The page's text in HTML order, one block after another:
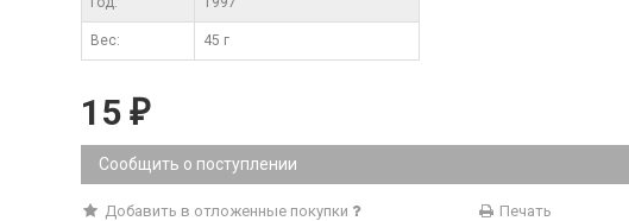
Вес: 45 г
15 ₽
Сообщить о поступлении
Добавить в отложенные покупки
Печать